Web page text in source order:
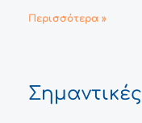
Περισσότερα »